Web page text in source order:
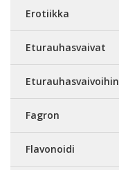
Erotiikka
Eturauhasvaivat
Eturauhasvaivoihin
Fagron
Flavonoidi